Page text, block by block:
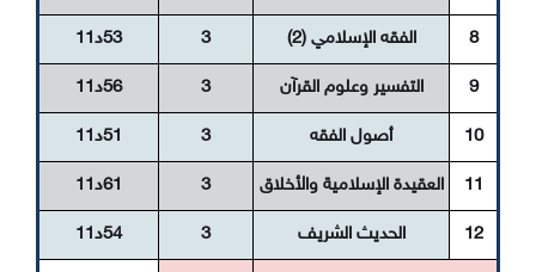
8 الفقه الإسلامي (2) 3 53د11
9 التفسير وعلوم القرآن 3 56د11
10 أصول الفقه 3 51د11
11 العقيدة الإسلامية والأخلاق 3 61د11
12 الحديث الشريف 3 54د11